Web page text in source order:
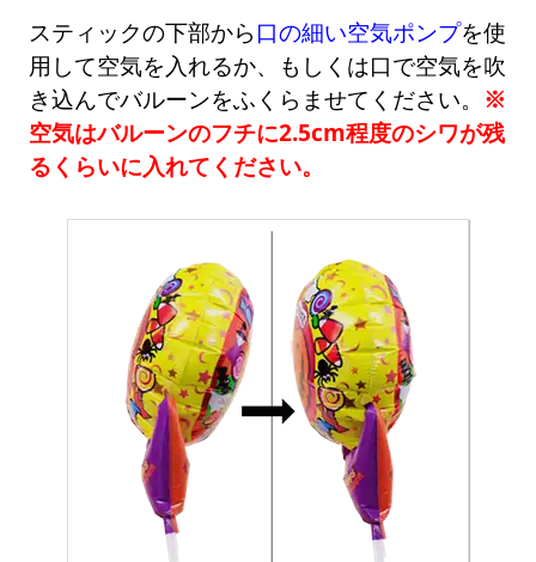
スティックの下部から 口の細い空気ポンプを使
用して空気を入れるか、もしくは口で空気を吹
き込んでバルーンをふくらませてください。 ※
空気はバルーンのフチに2.5cm程度のシワが残
るくらいに入れてください。